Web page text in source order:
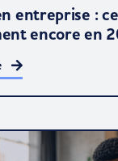
entreprise :
encore en